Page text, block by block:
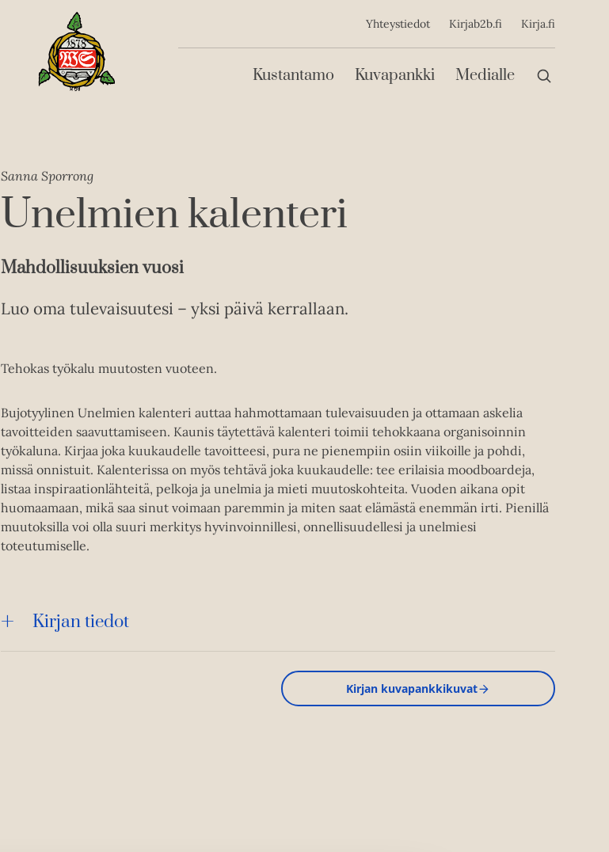
Yhteystiedot Kirjab2b.fi Kirja.fi
Päävalikko
Kustantamo Kuvapankki Medialle
Sanna Sporrong
Unelmien kalenteri
Mahdollisuuksien vuosi
Luo oma tulevaisuutesi – yksi päivä kerrallaan.
Tehokas työkalu muutosten vuoteen.
Bujotyylinen Unelmien kalenteri auttaa hahmottamaan tulevaisuuden ja ottamaan askelia
tavoitteiden saavuttamiseen. Kaunis täytettävä kalenteri toimii tehokkaana organisoinnin
työkaluna. Kirjaa joka kuukaudelle tavoitteesi, pura ne pienempiin osiin viikoille ja pohdi,
missä onnistuit. Kalenterissa on myös tehtävä joka kuukaudelle: tee erilaisia moodboardeja,
listaa inspiraationlähteitä, pelkoja ja unelmia ja mieti muutoskohteita. Vuoden aikana opit
huomaamaan, mikä saa sinut voimaan paremmin ja miten saat elämästä enemmän irti. Pienillä
muutoksilla voi olla suuri merkitys hyvinvoinnillesi, onnellisuudellesi ja unelmiesi
toteutumiselle.
Kirjan tiedot
Kirjan kuvapankkikuvat